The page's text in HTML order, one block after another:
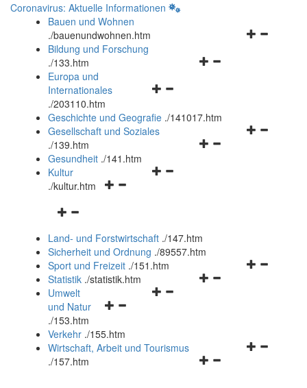
Coronavirus: Aktuelle Informationen
Bauen und Wohnen
./bauenundwohnen.htm
Navigationsmenü
Bildung und Forschung
./133.htm
Navigationsmenü
und
schließen
Europa und
Internationales
./203110.htm
Geschichte und Geografie ./141017.htm
Navigationsmenü
Gesellschaft und Soziales
./139.htm
Navigationsmenü
Gesundheit ./141.htm
Navigationsmenü
Kultur
./kultur.htm
Navigationsmenü
und
schließen
Land- und Forstwirtschaft ./147.htm
Sicherheit und Ordnung ./89557.htm
Navigationsmenü
Sport und Freizeit ./151.htm
Navigationsmenü
Statistik ./statistik.htm
Navigationsmenü
und
schließen
Umwelt
und Natur
./153.htm
Verkehr ./155.htm
Navigationsmenü
Wirtschaft, Arbeit und Tourismus
./157.htm